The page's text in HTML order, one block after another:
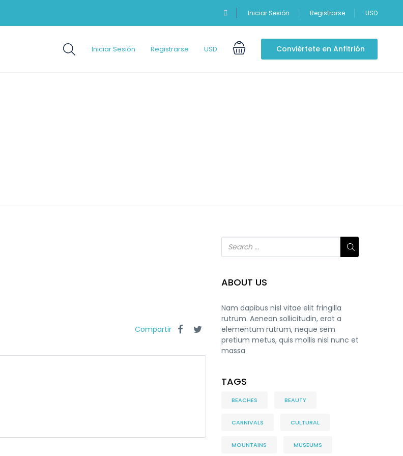
Iniciar Sesión Registrarse USD
Iniciar Sesión Registrarse USD Conviértete en Anfitrión
Compartir
ABOUT US
Nam dapibus nisl vitae elit fringilla
rutrum. Aenean sollicitudin, erat a
elementum rutrum, neque sem
pretium metus, quis mollis nisl nunc et
massa
TAGS
BEACHES BEAUTY
CARNIVALS CULTURAL
MOUNTAINS MUSEUMS